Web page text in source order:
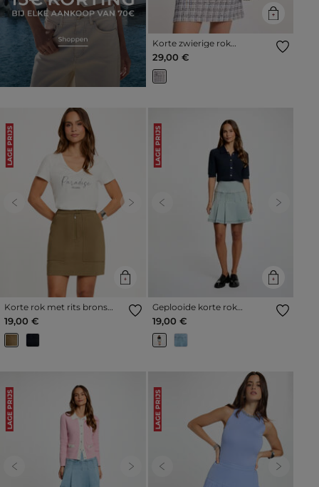
Korte zwierige rok
meerkleurig vrouw
29,00 €
LAGE PRIJS
Previous Next
Korte rok met rits brons
vrouw
19,00 €
LAGE PRIJS
Previous Next
Geplooide korte rok
gebleekt denim vrouw
19,00 €
LAGE PRIJS
Previous Next
LAGE PRIJS
Previous Next